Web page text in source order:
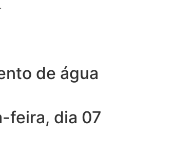
de água
feira, dia 07